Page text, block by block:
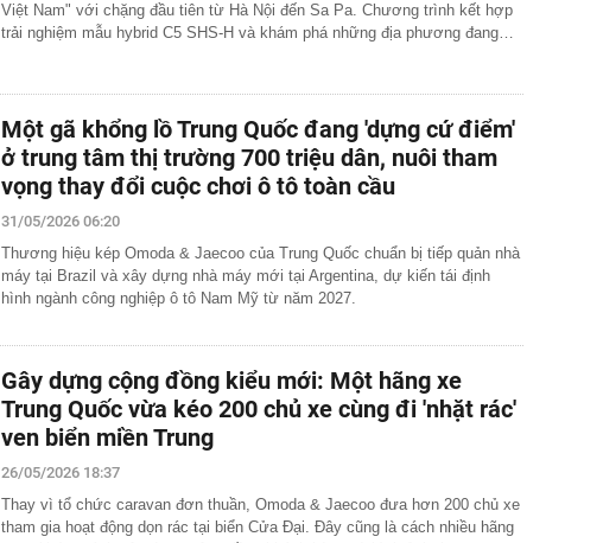
Việt Nam" với chặng đầu tiên từ Hà Nội đến Sa Pa. Chương trình kết hợp
trải nghiệm mẫu hybrid C5 SHS-H và khám phá những địa phương đang…
Một gã khổng lồ Trung Quốc đang 'dựng cứ điểm'
ở trung tâm thị trường 700 triệu dân, nuôi tham
vọng thay đổi cuộc chơi ô tô toàn cầu
31/05/2026 06:20
Thương hiệu kép Omoda & Jaecoo của Trung Quốc chuẩn bị tiếp quản nhà
máy tại Brazil và xây dựng nhà máy mới tại Argentina, dự kiến tái định
hình ngành công nghiệp ô tô Nam Mỹ từ năm 2027.
Gây dựng cộng đồng kiểu mới: Một hãng xe
Trung Quốc vừa kéo 200 chủ xe cùng đi 'nhặt rác'
ven biển miền Trung
26/05/2026 18:37
Thay vì tổ chức caravan đơn thuần, Omoda & Jaecoo đưa hơn 200 chủ xe
tham gia hoạt động dọn rác tại biển Cửa Đại. Đây cũng là cách nhiều hãng